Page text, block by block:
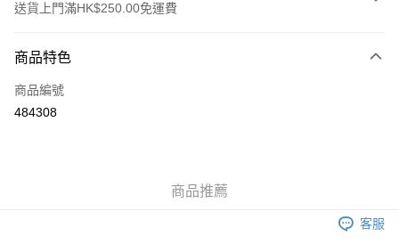
送貨上門滿HK$250.00免運費
信用卡
Apple Pay
商品特色
商品編號
484308
商品推薦
客服